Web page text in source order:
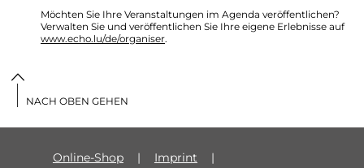
Möchten Sie Ihre Veranstaltungen im Agenda veröffentlichen?
Verwalten Sie und veröffentlichen Sie Ihre eigene Erlebnisse auf
www.echo.lu/de/organiser.
Online-Shop
Imprint
NACH OBEN GEHEN